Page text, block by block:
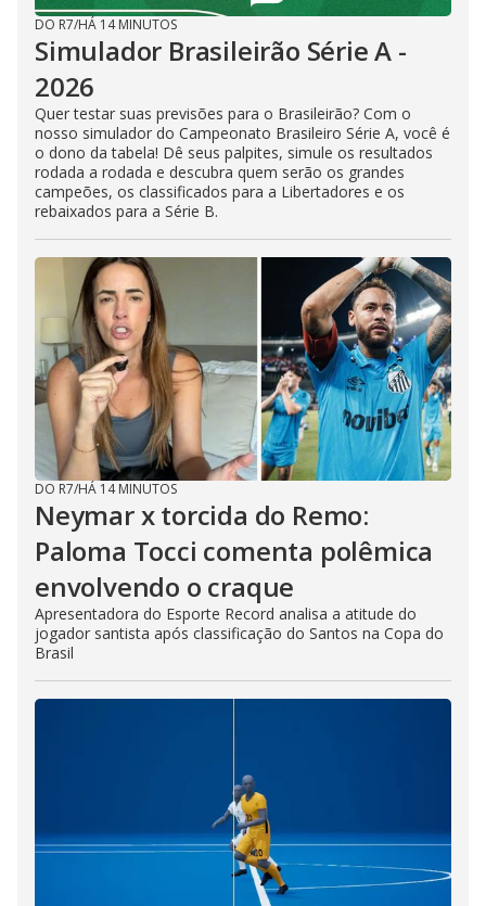
DO R7/HÁ 14 MINUTOS
Simulador Brasileirão Série A -
2026
Quer testar suas previsões para o Brasileirão? Com o
nosso simulador do Campeonato Brasileiro Série A, você é
o dono da tabela! Dê seus palpites, simule os resultados
rodada a rodada e descubra quem serão os grandes
campeões, os classificados para a Libertadores e os
rebaixados para a Série B.
DO R7/HÁ 14 MINUTOS
Neymar x torcida do Remo:
Paloma Tocci comenta polêmica
envolvendo o craque
Apresentadora do Esporte Record analisa a atitude do
jogador santista após classificação do Santos na Copa do
Brasil